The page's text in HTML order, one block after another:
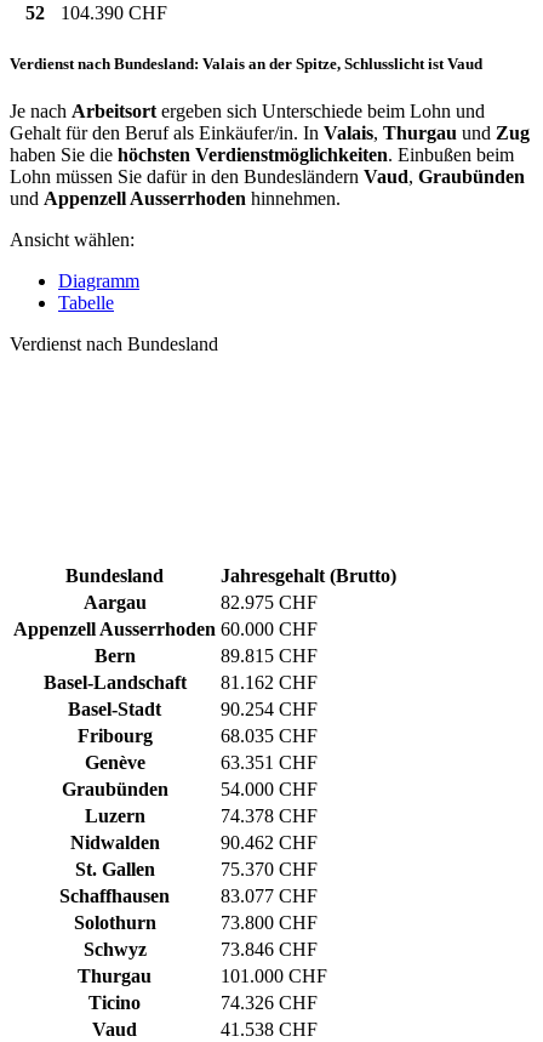
52
104.390 CHF
Verdienst nach Bundesland: Valais an der Spitze, Schlusslicht ist Vaud
Je nach Arbeitsort ergeben sich Unterschiede beim Lohn und
Gehalt für den Beruf als Einkäufer/in. In Valais, Thurgau und Zug
haben Sie die höchsten Verdienstmöglichkeiten. Einbußen beim
Lohn müssen Sie dafür in den Bundesländern Vaud, Graubünden
und Appenzell Ausserrhoden hinnehmen.
Ansicht wählen:
Diagramm
Tabelle
Verdienst nach Bundesland
Bundesland
Jahresgehalt (Brutto)
Aargau
82.975 CHF
Appenzell Ausserrhoden 60.000 CHF
Bern
89.815 CHF
Basel-Landschaft
81.162 CHF
Basel-Stadt
90.254 CHF
Fribourg
68.035 CHF
Genève
63.351 CHF
Graubünden
54.000 CHF
Luzern
74.378 CHF
Nidwalden
90.462 CHF
St. Gallen
75.370 CHF
Schaffhausen
83.077 CHF
Solothurn
73.800 CHF
Schwyz
73.846 CHF
Thurgau
101.000 CHF
Ticino
74.326 CHF
Vaud
41.538 CHF